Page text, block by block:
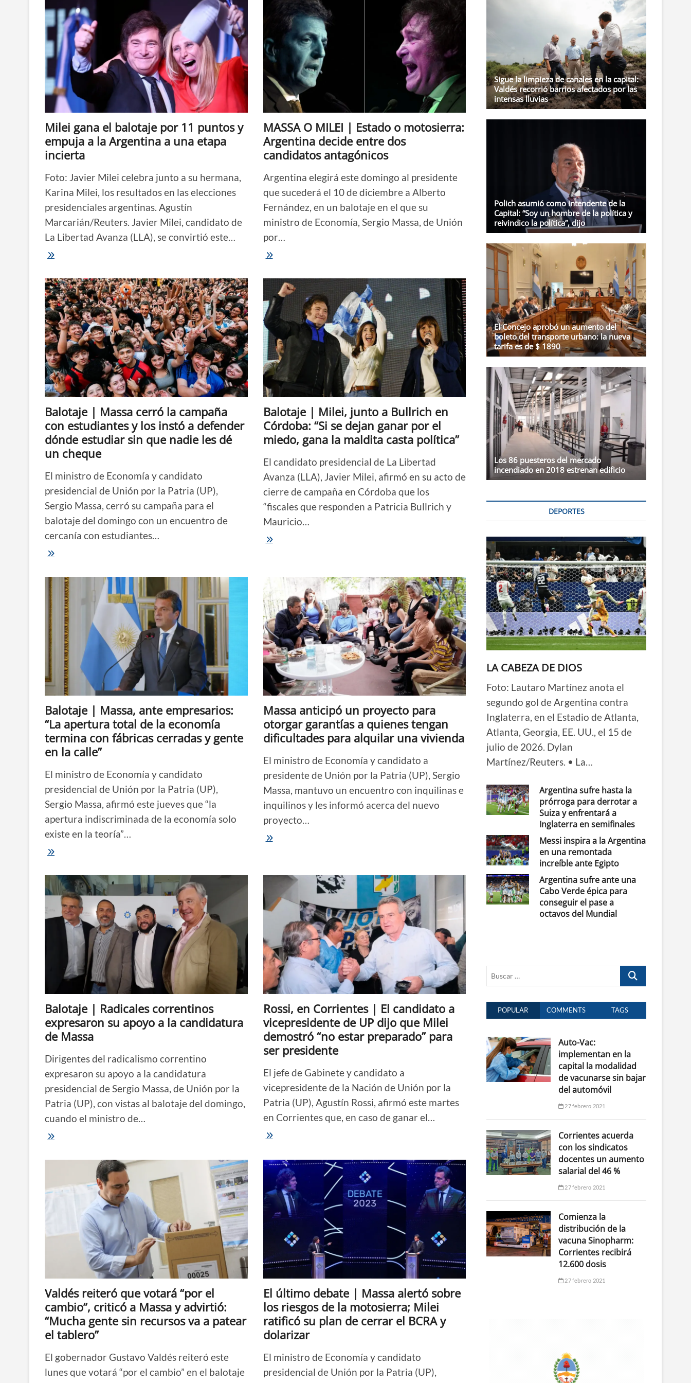
Milei gana el balotaje por 11 puntos y
empuja a la Argentina a una etapa
incierta
Foto: Javier Milei celebra junto a su hermana,
Karina Milei, los resultados en las elecciones
presidenciales argentinas. Agustín
Marcarián/Reuters. Javier Milei, candidato de
La Libertad Avanza (LLA), se convirtió este…
Milei
balotaje
por
11
puntos
y
empuja
a
la
Argentina
a
una
etapa
incierta
MASSA O MILEI | Estado o motosierra:
Argentina decide entre dos
candidatos antagónicos
Argentina elegirá este domingo al presidente
que sucederá el 10 de diciembre a Alberto
Fernández, en un balotaje en el que su
ministro de Economía, Sergio Massa, de Unión
por…
MASSA
|
Estado
o
motosierra:
Argentina
decide
entre
dos
candidatos
antagónicos
Balotaje | Massa cerró la campaña
con estudiantes y los instó a defender
dónde estudiar sin que nadie les dé
un cheque
El ministro de Economía y candidato
presidencial de Unión por la Patria (UP),
Sergio Massa, cerró su campaña para el
balotaje del domingo con un encuentro de
cercanía con estudiantes…
Balotaje
campaña
con
estudiantes
los
instó
defender
dónde
estudiar
nadie
les
dé
un
cheque
Balotaje | Milei, junto a Bullrich en
Córdoba: “Si se dejan ganar por el
miedo, gana la maldita casta política”
El candidato presidencial de La Libertad
Avanza (LLA), Javier Milei, afirmó en su acto de
cierre de campaña en Córdoba que los
“fiscales que responden a Patricia Bullrich y
Mauricio…
Balotaje
Bullrich
en
Córdoba:
“Si
se
dejan
ganar
por
el
miedo,
gana
maldita
casta
política”
Balotaje | Massa, ante empresarios:
“La apertura total de la economía
termina con fábricas cerradas y gente
en la calle”
El ministro de Economía y candidato
presidencial de Unión por la Patria (UP),
Sergio Massa, afirmó este jueves que “la
apertura indiscriminada de la economía solo
existe en la teoría”…
Balotaje
empresarios:
“La
apertura
total
economía
cerradas
en
calle”
Massa anticipó un proyecto para
otorgar garantías a quienes tengan
dificultades para alquilar una vivienda
El ministro de Economía y candidato a
presidente de Unión por la Patria (UP), Sergio
Massa, mantuvo un encuentro con inquilinas e
inquilinos y les informó acerca del nuevo
proyecto…
Massa
garantías
a
quienes
dificultades
para
alquilar
una
vivienda
Balotaje | Radicales correntinos
expresaron su apoyo a la candidatura
de Massa
Dirigentes del radicalismo correntino
expresaron su apoyo a la candidatura
presidencial de Sergio Massa, de Unión por la
Patria (UP), con vistas al balotaje del domingo,
cuando el ministro de…
Balotaje
correntinos
apoyo
a
Massa
Rossi, en Corrientes | El candidato a
vicepresidente de UP dijo que Milei
demostró “no estar preparado” para
ser presidente
El jefe de Gabinete y candidato a
vicepresidente de la Nación de Unión por la
Patria (UP), Agustín Rossi, afirmó este martes
en Corrientes que, en caso de ganar el…
Rossi,
|
candidato
vicepresidente
demostró
“no
estar
para
ser
presidente
Valdés reiteró que votará “por el
cambio”, criticó a Massa y advirtió:
“Mucha gente sin recursos va a patear
el tablero”
El gobernador Gustavo Valdés reiteró este
lunes que votará “por el cambio” en el balotaje
El último debate | Massa alertó sobre
los riesgos de la motosierra; Milei
ratificó su plan de cerrar el BCRA y
dolarizar
El ministro de Economía y candidato
presidencial de Unión por la Patria (UP),
Sigue la limpieza de canales en la capital:
Valdés recorrió barrios afectados por las
intensas lluvias
Polich asumió como intendente de la
Capital: “Soy un hombre de la política y
reivindico la política”, dijo
El Concejo aprobó un aumento del
boleto del transporte urbano: la nueva
tarifa es de $ 1890
Los 86 puesteros del mercado
incendiado en 2018 estrenan edificio
DEPORTES
LA CABEZA DE DIOS
Foto: Lautaro Martínez anota el
segundo gol de Argentina contra
Inglaterra, en el Estadio de Atlanta,
Atlanta, Georgia, EE. UU., el 15 de
julio de 2026. Dylan
Martínez/Reuters. • La…
Argentina sufre hasta la
prórroga para derrotar a
Suiza y enfrentará a
Inglaterra en semifinales
Messi inspira a la Argentina
en una remontada
increíble ante Egipto
Argentina sufre ante una
Cabo Verde épica para
conseguir el pase a
octavos del Mundial
Buscar
POPULAR COMMENTS TAGS
Auto-Vac:
implementan en la
capital la modalidad
de vacunarse sin bajar
del automóvil
27 febrero 2021
Corrientes acuerda
con los sindicatos
docentes un aumento
salarial del 46 %
27 febrero 2021
Comienza la
distribución de la
vacuna Sinopharm:
Corrientes recibirá
12.600 dosis
27 febrero 2021